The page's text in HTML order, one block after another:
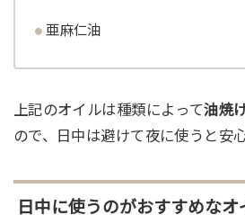
亜麻仁油
上記のオイルは種類によって油焼
ので、日中は避けて夜に使うと安心
日中に使うのがおすすめなオ